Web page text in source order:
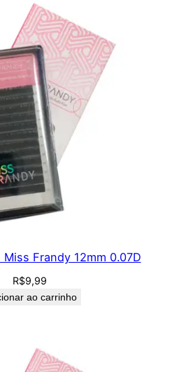
Frandy 12mm 0.07D
R$9,99
ao carrinho